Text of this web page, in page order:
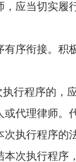
应当切实
衔接。积
程序的，
代理律师。
执行程序的
执行程序